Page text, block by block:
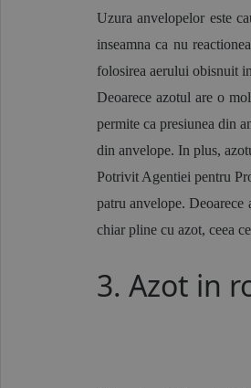
Uzura anvelopelor este
inseamna ca nu
folosirea aerului obisnuit
Deoarece azotul are o
permite ca presiunea din
din anvelope. In plus,
Potrivit Agentiei pentru
patru anvelope.
chiar pline cu azot, ceea
3. Azot in